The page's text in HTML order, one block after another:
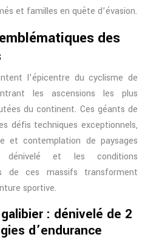
et familles en quête d’évasion.
des
l’épicentre du cyclisme de
les ascensions les plus
du continent. Ces géants de
défis techniques exceptionnels,
et contemplation de paysages
dénivelé et les conditions
de ces massifs transforment
sportive.
: dénivelé de 2
d’endurance